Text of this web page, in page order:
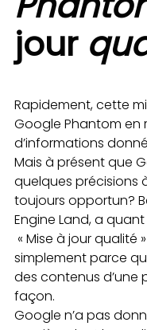
jour
Rapidement, cette
Google Phantom en
d’informations
Mais à présent que
quelques précisions
toujours opportun?
Engine Land, a
« Mise à jour qualité
simplement parce
des contenus d’une
façon.
Google n’a pas